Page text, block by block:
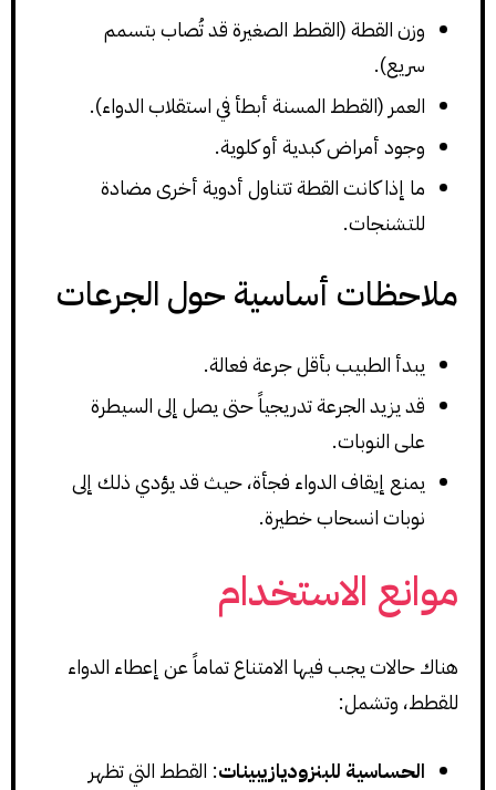
وزن القطة (القطط الصغيرة قد تُصاب بتسمم
سريع).
العمر (القطط المسنة أبطأ في استقلاب الدواء).
وجود أمراض كبدية أو كلوية.
ما إذا كانت القطة تتناول أدوية أخرى مضادة
للتشنجات.
ملاحظات أساسية حول الجرعات
يبدأ الطبيب بأقل جرعة فعالة.
قد يزيد الجرعة تدريجياً حتى يصل إلى السيطرة
على النوبات.
يمنع إيقاف الدواء فجأة، حيث قد يؤدي ذلك إلى
نوبات انسحاب خطيرة.
موانع الاستخدام
هناك حالات يجب فيها الامتناع تماماً عن إعطاء الدواء
للقطط، وتشمل:
الحساسية للبنزوديازيبينات: القطط التي تظهر